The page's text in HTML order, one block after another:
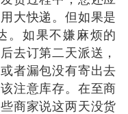
大快递。但如果是
。如果不嫌麻烦的
去订第二天派送，
者漏包没有寄出去
注意库存。在至商
商家说这两天没货